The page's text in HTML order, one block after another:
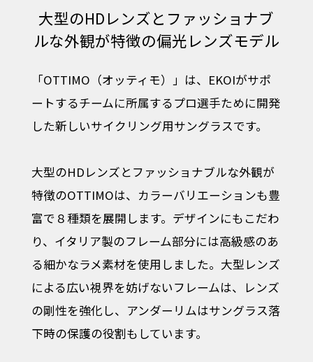
大型のHDレンズとファッショナブ
ルな外観が特徴の偏光レンズモデル
「OTTIMO（オッティモ）」は、EKOIがサポ
ートするチームに所属するプロ選手ために開発
した新しいサイクリング用サングラスです。
大型のHDレンズとファッショナブルな外観が
特徴のOTTIMOは、カラーバリエーションも豊
富で８種類を展開します。デザインにもこだわ
り、イタリア製のフレーム部分には高級感のあ
る細かなラメ素材を使用しました。大型レンズ
による広い視界を妨げないフレームは、レンズ
の剛性を強化し、アンダーリムはサングラス落
下時の保護の役割もしています。